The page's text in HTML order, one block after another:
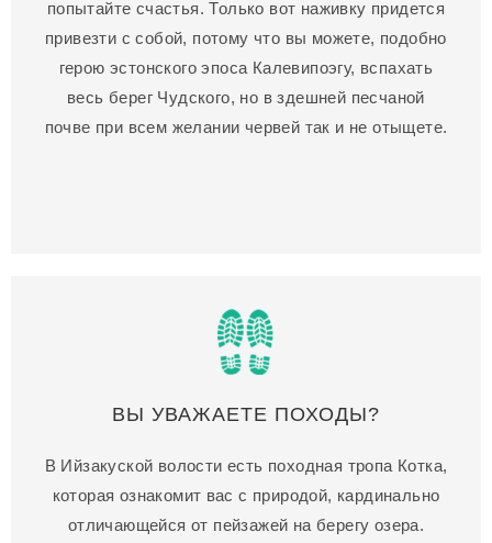
попытайте счастья. Только вот наживку придется
привезти с собой, потому что вы можете, подобно
герою эстонского эпоса Калевипоэгу, вспахать
весь берег Чудского, но в здешней песчаной
почве при всем желании червей так и не отыщете.
ВЫ УВАЖАЕТЕ ПОХОДЫ?
В Ийзакуской волости есть походная тропа Котка,
которая ознакомит вас с природой, кардинально
отличающейся от пейзажей на берегу озера.